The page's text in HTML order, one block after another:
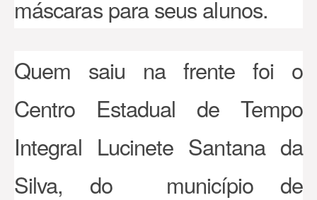
máscaras para seus alunos.
Quem saiu na frente foi o
Centro Estadual de Tempo
Integral Lucinete Santana da
Silva, do município de